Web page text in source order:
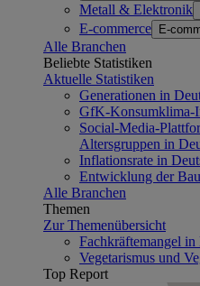
Metall & Elektronik
E-commerce E-
Alle Branchen
Beliebte Statistiken
Aktuelle Statistiken
Generationen in
GfK-Konsumklima-
Social-Media-
Altersgruppen in
Inflationsrate in
Entwicklung der
Alle Branchen
Themen
Zur Themenübersicht
Fachkräftemangel
Vegetarismus und
Top Report